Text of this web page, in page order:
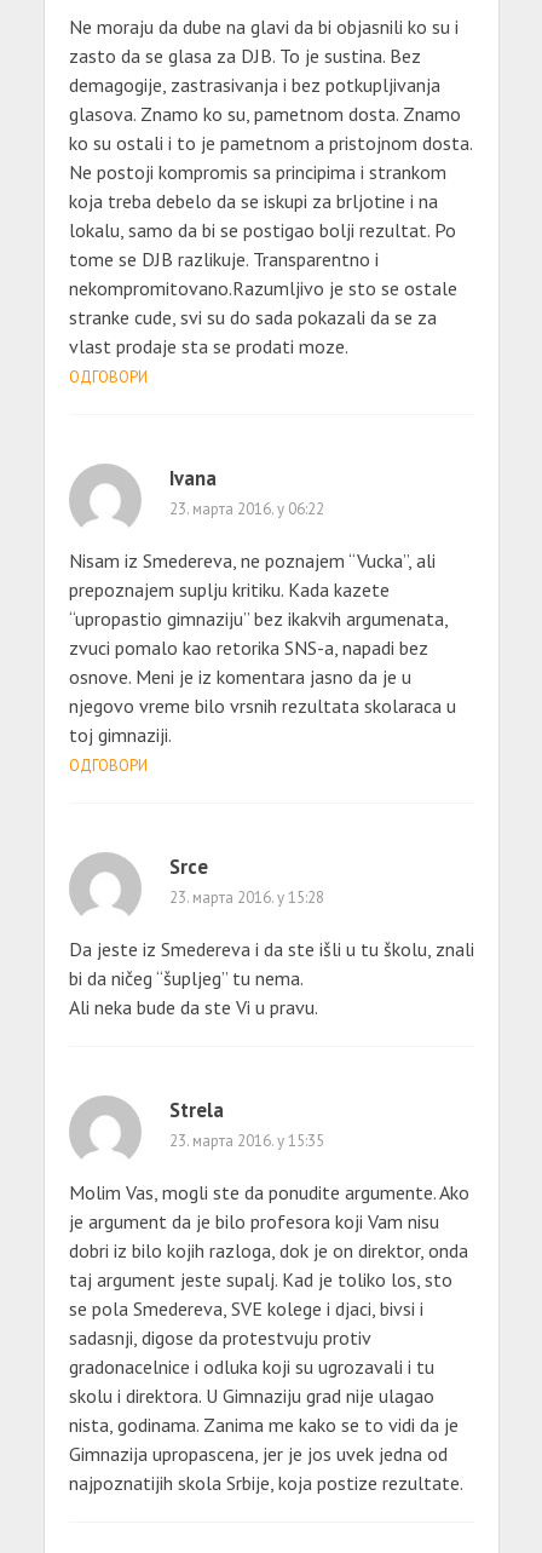
Ne moraju da dube na glavi da bi objasnili ko su i
zasto da se glasa za DJB. To je sustina. Bez
demagogije, zastrasivanja i bez potkupljivanja
glasova. Znamo ko su, pametnom dosta. Znamo
ko su ostali i to je pametnom a pristojnom dosta.
Ne postoji kompromis sa principima i strankom
koja treba debelo da se iskupi za brljotine i na
lokalu, samo da bi se postigao bolji rezultat. Po
tome se DJB razlikuje. Transparentno i
nekompromitovano.Razumljivo je sto se ostale
stranke cude, svi su do sada pokazali da se za
vlast prodaje sta se prodati moze.
ОДГОВОРИ
Ivana
23. марта 2016. у 06:22
Nisam iz Smedereva, ne poznajem “Vucka”, ali
prepoznajem suplju kritiku. Kada kazete
“upropastio gimnaziju” bez ikakvih argumenata,
zvuci pomalo kao retorika SNS-a, napadi bez
osnove. Meni je iz komentara jasno da je u
njegovo vreme bilo vrsnih rezultata skolaraca u
toj gimnaziji.
ОДГОВОРИ
Srce
23. марта 2016. у 15:28
Da jeste iz Smedereva i da ste išli u tu školu, znali
bi da ničeg “šupljeg” tu nema.
Ali neka bude da ste Vi u pravu.
Strela
23. марта 2016. у 15:35
Molim Vas, mogli ste da ponudite argumente. Ako
je argument da je bilo profesora koji Vam nisu
dobri iz bilo kojih razloga, dok je on direktor, onda
taj argument jeste supalj. Kad je toliko los, sto
se pola Smedereva, SVE kolege i djaci, bivsi i
sadasnji, digose da protestvuju protiv
gradonacelnice i odluka koji su ugrozavali i tu
skolu i direktora. U Gimnaziju grad nije ulagao
nista, godinama. Zanima me kako se to vidi da je
Gimnazija upropascena, jer je jos uvek jedna od
najpoznatijih skola Srbije, koja postize rezultate.